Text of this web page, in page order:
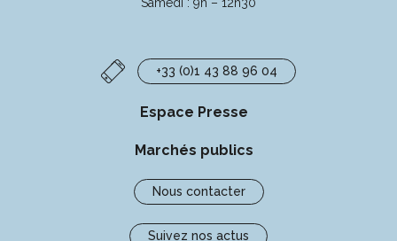
Samedi : 9h – 12h30
+33 (0)1 43 88 96 04
Espace Presse
Marchés publics
Nous contacter
Suivez nos actus